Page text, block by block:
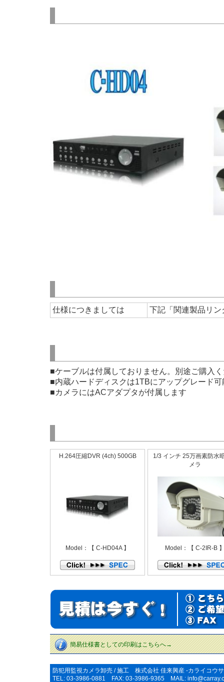
仕様につきましては 下記「関連製品リ
■ケーブルは付属しておりません。別途ご購入
■内蔵ハードディスクは1TBにアップグレード可
■カメラにはACアダプタが付属します
H.264圧縮DVR (4ch) 500GB
Model：【 C-HD04A 】
1/3 インチ 25万画素防水
メラ
Model：【 C-2IR-B
簡易仕様書としての印刷はこちらへ→
防犯用監視カメラ卸売 / 施工 株式会社 佳来興産 -カライコウ
TEL: 03-3986-0881 FAX: 03-3986-9365 MAIL: